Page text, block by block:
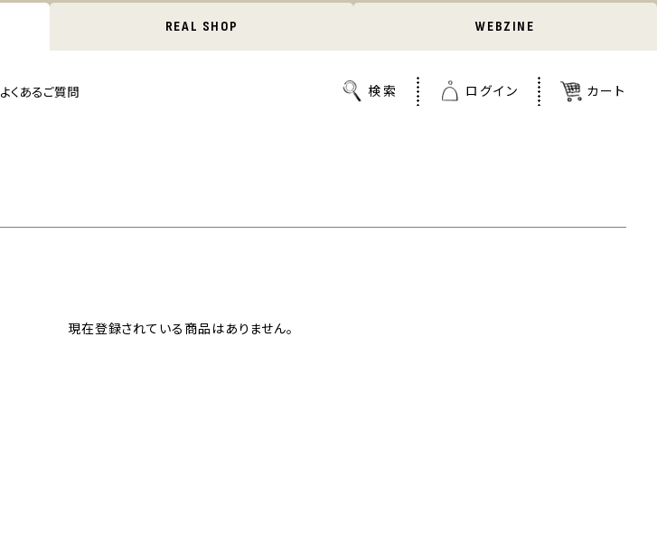
REAL SHOP WEBZINE
よくあるご質問
現在登録されている商品はありません。